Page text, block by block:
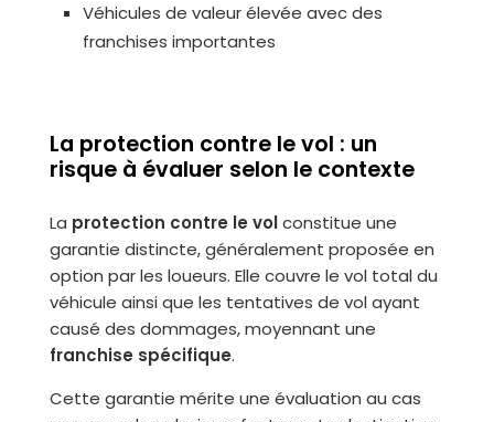
Véhicules de valeur élevée avec des
franchises importantes
La protection contre le vol : un
risque à évaluer selon le contexte
La protection contre le volconstitue une
garantie distincte, généralement proposée en
option par les loueurs. Elle couvre le vol total du
véhicule ainsi que les tentatives de vol ayant
causé des dommages, moyennant une
franchise spécifique.
Cette garantie mérite une évaluation au cas